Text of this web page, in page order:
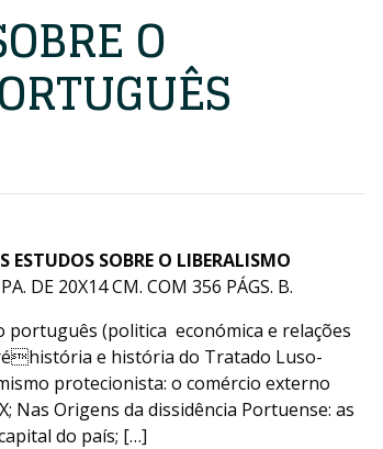
O
ESTUDOS SOBRE O LIBERALISMO
DE 20X14 CM. COM 356 PÁGS. B.
português (politica económica e relações
e história do Tratado Luso-
protecionista: o comércio externo
Nas Origens da dissidência Portuense: as
do país; […]